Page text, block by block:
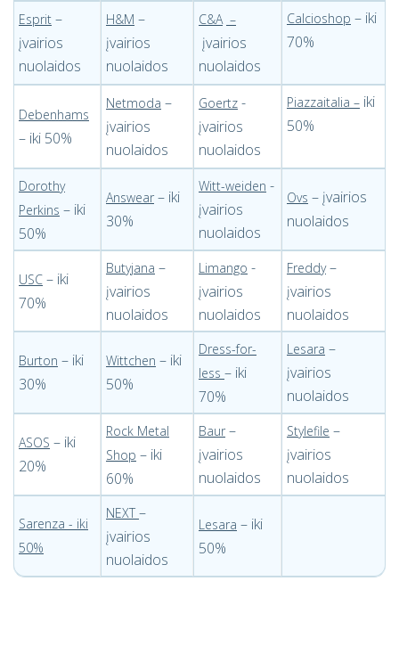
Esprit –
įvairios
nuolaidos
H&M –
įvairios
nuolaidos
C&A –
įvairios
nuolaidos
Calcioshop – iki
70%
Debenhams
– iki 50%
Netmoda –
įvairios
nuolaidos
Goertz -
įvairios
nuolaidos
Piazzaitalia – iki
50%
Dorothy
Perkins – iki
50%
Answear – iki
30%
Witt-weiden -
įvairios
nuolaidos
Ovs – įvairios
nuolaidos
USC – iki
70%
Butyjana –
įvairios
nuolaidos
Limango -
įvairios
nuolaidos
Freddy–
įvairios
nuolaidos
Burton – iki
30%
Wittchen – iki
50%
Dress-for-
less – iki
70%
Lesara –
įvairios
nuolaidos
ASOS – iki
20%
Rock Metal
Shop – iki
60%
Baur –
įvairios
nuolaidos
Stylefile –
įvairios
nuolaidos
Sarenza - iki
50%
NEXT –
įvairios
nuolaidos
Lesara – iki
50%